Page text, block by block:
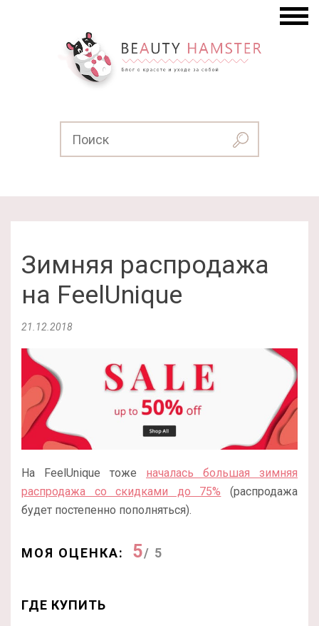
Зимняя распродажа
на FeelUnique
21.12.2018
На FeelUnique тоже началась большая зимняя
распродажа со скидками до 75% (распродажа
будет постепенно пополняться).
МОЯ ОЦЕНКА: 5/ 5
ГДЕ КУПИТЬ